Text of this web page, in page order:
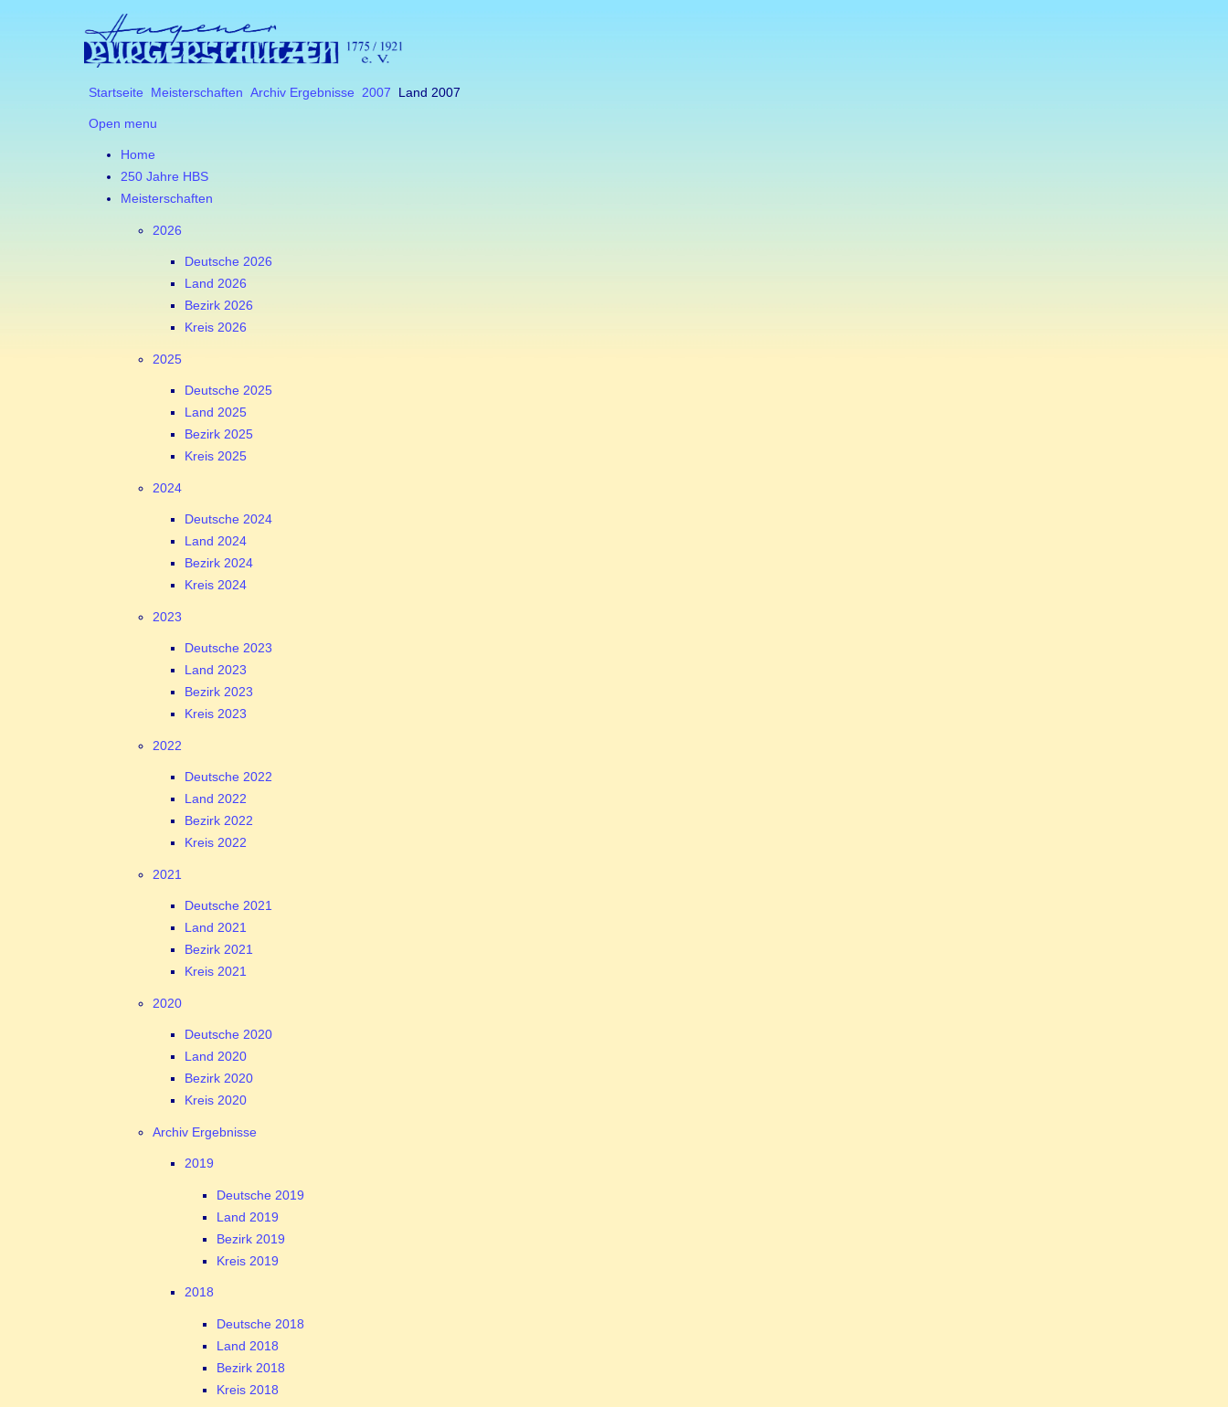
Startseite Meisterschaften Archiv Ergebnisse 2007 Land 2007
Open menu
Home
250 Jahre HBS
Meisterschaften
2026
Deutsche 2026
Land 2026
Bezirk 2026
Kreis 2026
2025
Deutsche 2025
Land 2025
Bezirk 2025
Kreis 2025
2024
Deutsche 2024
Land 2024
Bezirk 2024
Kreis 2024
2023
Deutsche 2023
Land 2023
Bezirk 2023
Kreis 2023
2022
Deutsche 2022
Land 2022
Bezirk 2022
Kreis 2022
2021
Deutsche 2021
Land 2021
Bezirk 2021
Kreis 2021
2020
Deutsche 2020
Land 2020
Bezirk 2020
Kreis 2020
Archiv Ergebnisse
2019
Deutsche 2019
Land 2019
Bezirk 2019
Kreis 2019
2018
Deutsche 2018
Land 2018
Bezirk 2018
Kreis 2018